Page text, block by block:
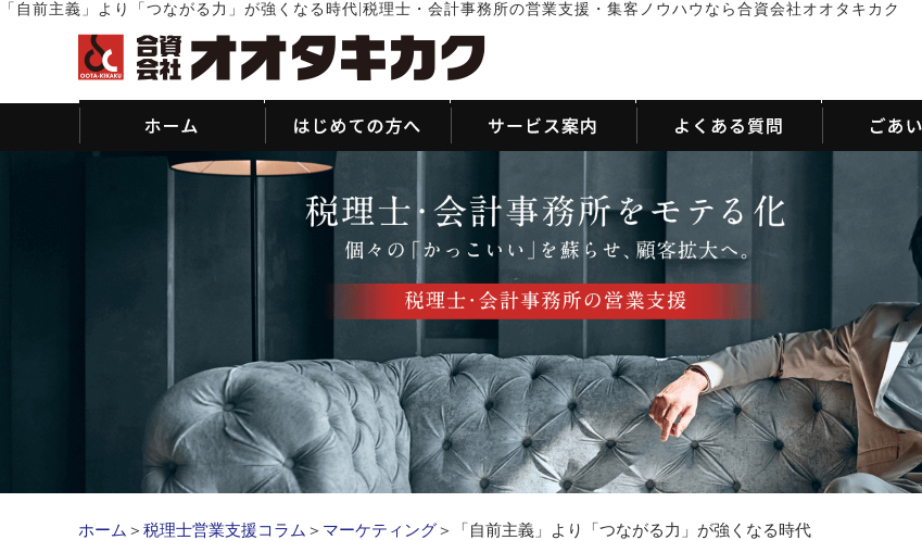
「自前主義」より「つながる力」が強くなる時代 税理士・会計事務所の営業支援・集客ノウハウなら合資会社オオタキカク
ホーム ＞ 税理士営業支援コラム ＞ マーケティング＞「自前主義」より「つながる力」が強くなる時代